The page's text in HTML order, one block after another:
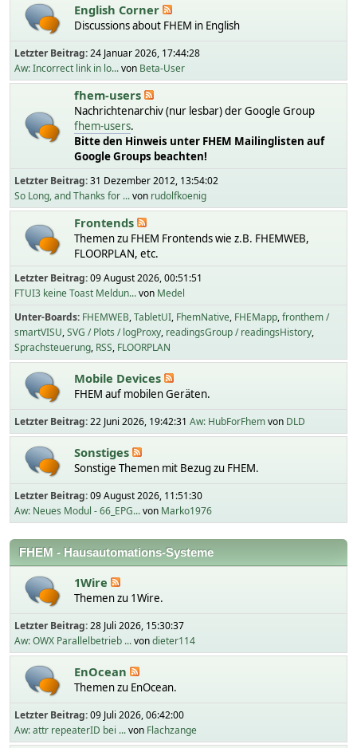
English Corner
Discussions about FHEM in English
Letzter Beitrag:24 Januar 2026, 17:44:28
Aw: Incorrect link in lo...von Beta-User
fhem-users
Nachrichtenarchiv (nur lesbar) der Google Group
fhem-users.
Bitte den Hinweis unter FHEM Mailinglisten auf
Google Groups beachten!
Letzter Beitrag:31 Dezember 2012, 13:54:02
So Long, and Thanks for ...von rudolfkoenig
Frontends
Themen zu FHEM Frontends wie z.B. FHEMWEB,
FLOORPLAN, etc.
Letzter Beitrag:09 August 2026, 00:51:51
FTUI3 keine Toast Meldun...von Medel
Unter-Boards FHEMWEB TabletUI FhemNative FHEMapp fronthem /
smartVISU SVG / Plots / logProxy readingsGroup / readingsHistory
Sprachsteuerung RSS FLOORPLAN
Mobile Devices
FHEM auf mobilen Geräten.
Letzter Beitrag:22 Juni 2026, 19:42:31 Aw: HubForFhemvon DLD
Sonstiges
Sonstige Themen mit Bezug zu FHEM.
Letzter Beitrag:09 August 2026, 11:51:30
Aw: Neues Modul - 66_EPG...von Marko1976
FHEM - Hausautomations-Systeme
1Wire
Themen zu 1Wire.
Letzter Beitrag:28 Juli 2026, 15:30:37
Aw: OWX Parallelbetrieb ...vondieter114
EnOcean
Themen zu EnOcean.
Letzter Beitrag:09 Juli 2026, 06:42:00
Aw: attr repeaterID bei ...von Flachzange